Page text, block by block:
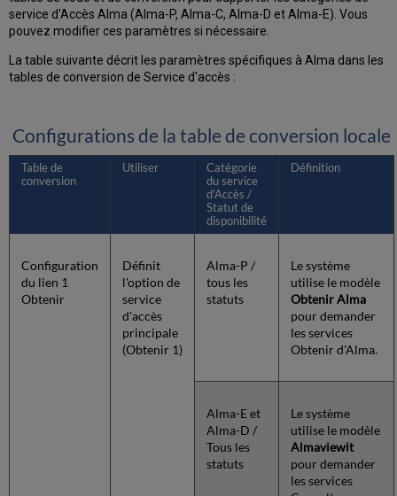
service d'Accès Alma (Alma-P, Alma-C, Alma-D et Alma-E). Vous
pouvez modifier ces paramètres si nécessaire.
La table suivante décrit les paramètres spécifiques à Alma dans les
tables de conversion de Service d'accès :
Configurations de la table de conversion locale
Table de
conversion
Utiliser
Catégorie
du service
d'Accès /
Statut de
disponibilité
Définition
Configuration
du lien 1
Obtenir
Définit
l'option de
service
d'accès
principale
(Obtenir 1)
Alma-P /
tous les
statuts
Le système
utilise le modèle
Obtenir Alma
pour demander
les services
Obtenir d'Alma.
Alma-E et
Alma-D /
Tous les
statuts
Le système
utilise le modèle
Almaviewit
pour demander
les services